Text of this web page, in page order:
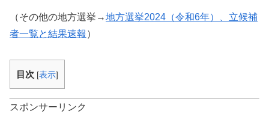
（その他の地方選挙→地方選挙2024（令和6年）、立候補
者一覧と結果速報 ）
目次 [表示]
スポンサーリンク